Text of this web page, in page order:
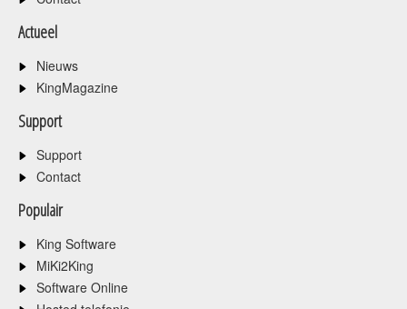
Actueel
Nieuws
KingMagazine
Support
Support
Contact
Populair
King Software
MiKi2King
Software Online